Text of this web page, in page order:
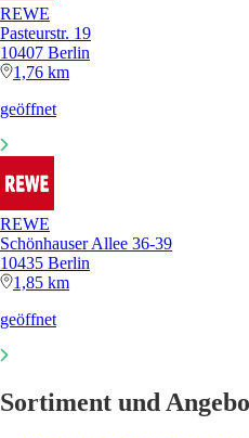
REWE
Pasteurstr. 19
10407 Berlin
1,76 km
geöffnet
REWE
Schönhauser Allee 36-39
10435 Berlin
1,85 km
geöffnet
Sortiment und